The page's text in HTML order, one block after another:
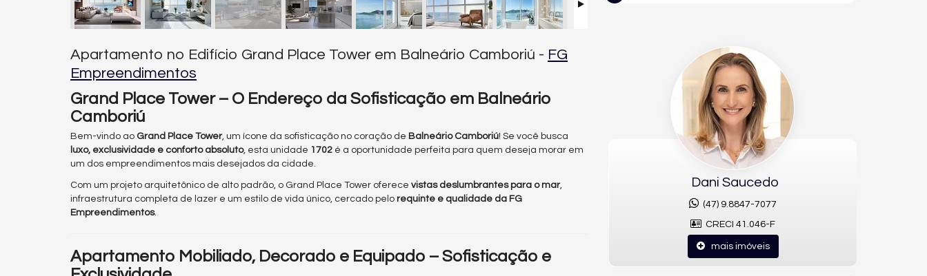
Apartamento no Edifício Grand Place Tower em Balneário Camboriú - FG
Empreendimentos
Grand Place Tower – O Endereço da Sofisticação em Balneário
Camboriú
Bem-vindo ao Grand Place Tower, um ícone da sofisticação no coração de Balneário Camboriú! Se você busca
luxo, exclusividade e conforto absoluto, esta unidade 1702 é a oportunidade perfeita para quem deseja morar em
um dos empreendimentos mais desejados da cidade.
Com um projeto arquitetônico de alto padrão, o Grand Place Tower oferece vistas deslumbrantes para o mar,
infraestrutura completa de lazer e um estilo de vida único, cercado pelo requinte e qualidade da FG
Empreendimentos.
Apartamento Mobiliado, Decorado e Equipado – Sofisticação e
Dani Saucedo
(47) 9.8847-7077
CRECI 41.046-F
mais imóveis